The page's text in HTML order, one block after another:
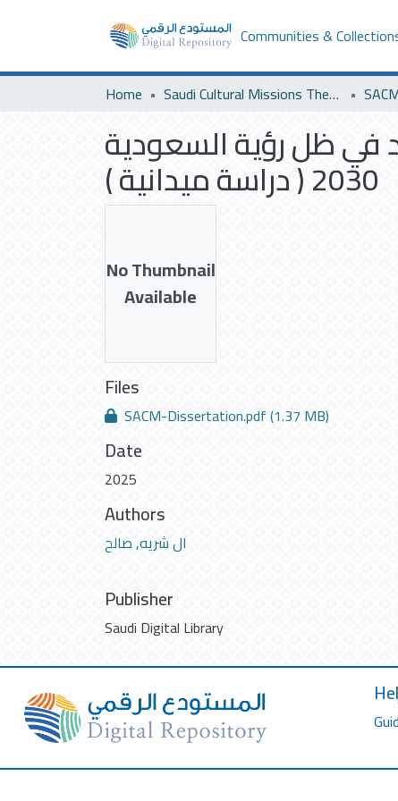
Communities &
Home Saudi Cultural Missions Theses & Dissertations
في ظل رؤية السعودية
2030 ( دراسة ميدانية )
No Thumbnail
Available
Files
SACM-Dissertation.pdf(1.37 MB)
Date
2025
Authors
ال شريه, صالح
Publisher
Saudi Digital Library